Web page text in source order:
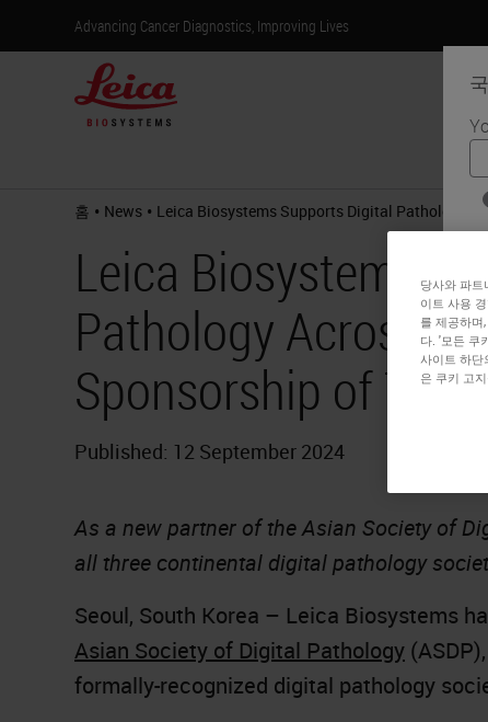
Advancing Cancer Diagnostics, Improving Lives
홈 • News • Leica Biosystems Supports Digital Pathology
Leica Biosystems
Pathology Across
Sponsorship of
Published: 12 September 2024
As a new partner of the Asian Society of
all three continental digital pathology
Seoul, South Korea – Leica Biosystems
Asian Society of Digital Pathology
formally-recognized digital pathology
당사와 파
이트 사용
를 제공하며
다. '모든 쿠
사이트 하
은 쿠키 고